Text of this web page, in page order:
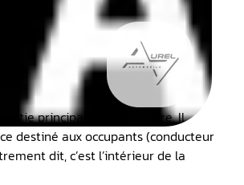
principale d’une voiture. Il
destiné aux occupants (conducteur
dit, c’est l’intérieur de la